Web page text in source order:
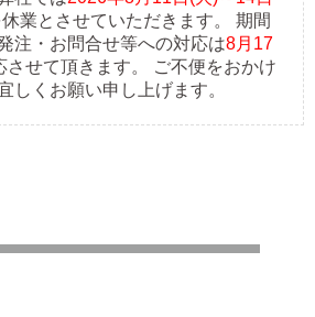
業とさせていただきます。 期間
注・お問合せ等への対応は8月17
させて頂きます。 ご不便をおかけ
しくお願い申し上げます。